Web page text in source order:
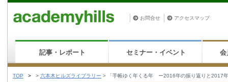
お問合せ アクセスマップ
記事・レポート セミナー・イベント 会
TOP > > 六本木ヒルズライブラリー > 「手帳ゆく年くる年 ー2016年の振り返りと2017